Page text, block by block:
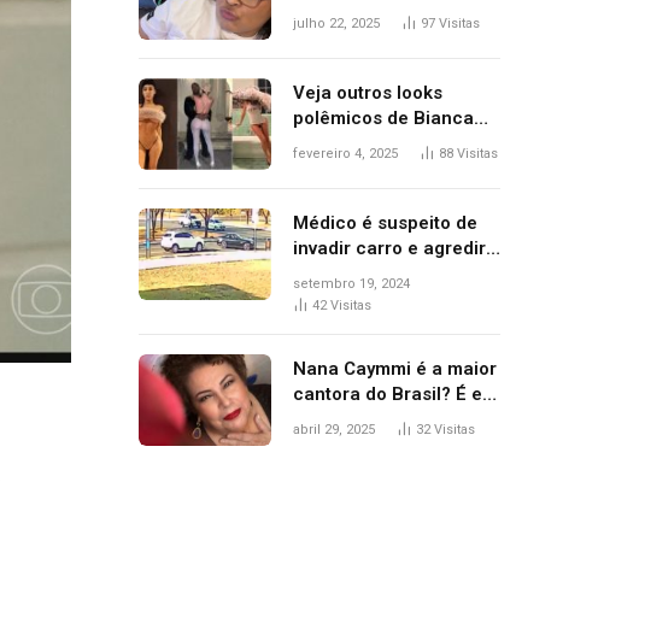
um dos alertas para
Gil
julho 22, 2025 97 Visitas
Veja outros looks
polêmicos de Bianca
Censori, esposa de
Grammy 2025
fevereiro 4, 2025 88 Visitas
Médico é suspeito de
invadir carro e agredir
delegado aposentado
durante confusão no
setembro 19, 2024
42Visitas
Nana Caymmi é a maior
cantora do Brasil? É e
não é…
abril 29, 2025 32Visitas